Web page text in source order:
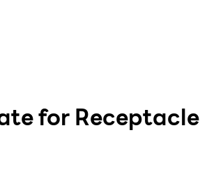
for Receptacle